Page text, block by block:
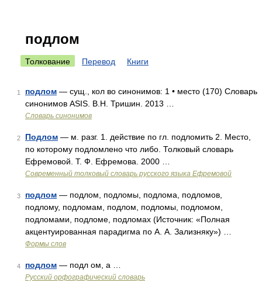
подлом
Толкование Перевод Книги
1 подлом — сущ., кол во синонимов: 1 • место (170) Словарь
синонимов ASIS. В.Н. Тришин. 2013 …
Словарь синонимов
2 Подлом — м. разг. 1. действие по гл. подломить 2. Место,
по которому подломлено что либо. Толковый словарь
Ефремовой. Т. Ф. Ефремова. 2000 …
Современный толковый словарь русского языка Ефремовой
3 подлом — подлом, подломы, подлома, подломов,
подлому, подломам, подлом, подломы, подломом,
подломами, подломе, подломах (Источник: «Полная
акцентуированная парадигма по А. А. Зализняку») …
Формы слов
4 подлом — подл ом, а …
Русский орфографический словарь